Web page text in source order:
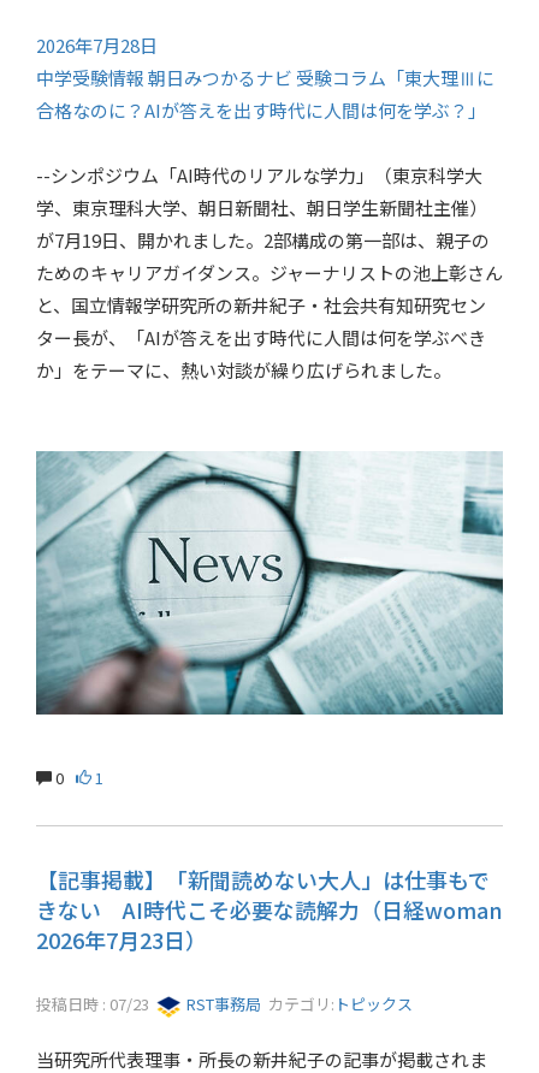
2026年7月28日
中学受験情報 朝日みつかるナビ 受験コラム「東大理Ⅲに
合格なのに？AIが答えを出す時代に人間は何を学ぶ？」
--シンポジウム「AI時代のリアルな学力」（東京科学大
学、東京理科大学、朝日新聞社、朝日学生新聞社主催）
が7月19日、開かれました。2部構成の第一部は、親子の
ためのキャリアガイダンス。ジャーナリストの池上彰さん
と、国立情報学研究所の新井紀子・社会共有知研究セン
ター長が、「AIが答えを出す時代に人間は何を学ぶべき
か」をテーマに、熱い対談が繰り広げられました。
0 1
【記事掲載】「新聞読めない大人」は仕事もで
きない AI時代こそ必要な読解力（日経woman
2026年7月23日）
投稿日時 : 07/23 RST事務局 カテゴリ: トピックス
当研究所代表理事・所長の新井紀子の記事が掲載されま